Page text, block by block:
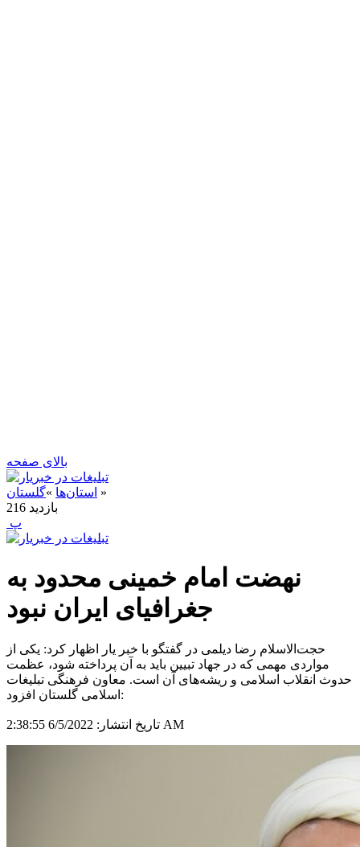
بالای صفحه
استان‌ها »گلستان
»
216 بازدید
‍ پ
نهضت امام خمینی محدود به
جغرافیای ایران نبود
حجت‌الاسلام رضا دیلمی در گفتگو با خبر یار اظهار کرد: یکی از
مواردی مهمی که در جهاد تبیین باید به آن پرداخته شود، عظمت
حدوث انقلاب اسلامی و ریشه‌های آن است. معاون فرهنگی تبلیغات
اسلامی گلستان افزود:
تاریخ انتشار: 6/5/2022 2:38:55 AM